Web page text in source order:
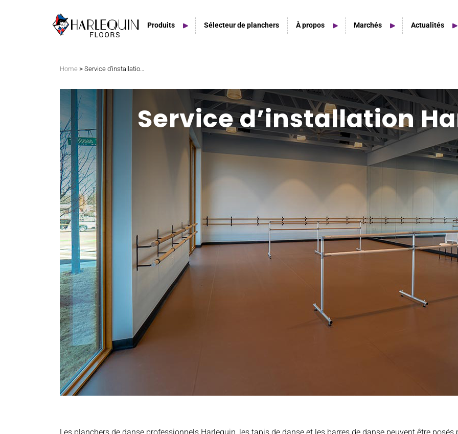
Produits
Planchers amortissants
Home Studio
Home Studio Spaces
Sélecteur de planchers À propos Marchés Actualités
Home > Service d’installation Harlequin
Service d’installation